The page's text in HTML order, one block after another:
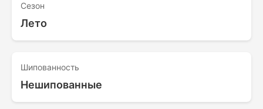
Сезон
Лето
Шипованность
Нешипованные